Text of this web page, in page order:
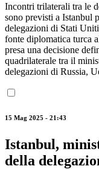
Incontri trilaterali tra le
sono previsti a Istanbul
delegazioni di Stati
fonte diplomatica turca
presa una decisione
quadrilaterale tra il
delegazioni di Russia,
15 Mag 2025 - 21:43
Istanbul,
della